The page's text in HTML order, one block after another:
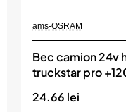
ams-OSRAM
Bec camion 24v
truckstar pro
24.66 lei